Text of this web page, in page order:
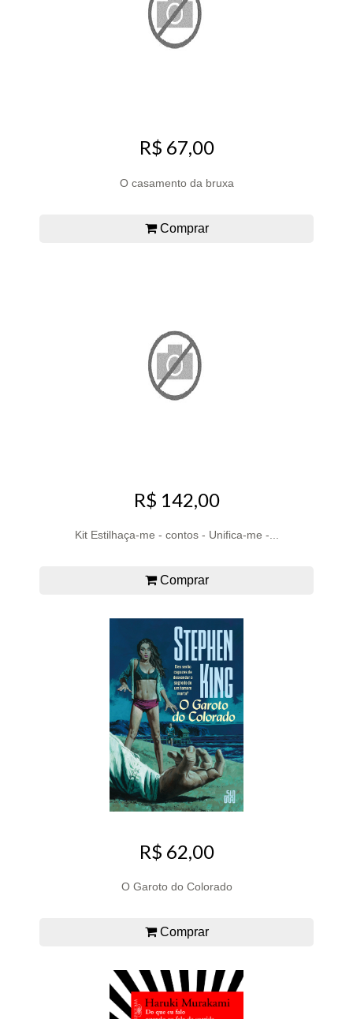
R$ 67,00
O casamento da bruxa
Comprar
R$ 142,00
Kit Estilhaça-me - contos - Unifica-me -...
Comprar
R$ 62,00
O Garoto do Colorado
Comprar